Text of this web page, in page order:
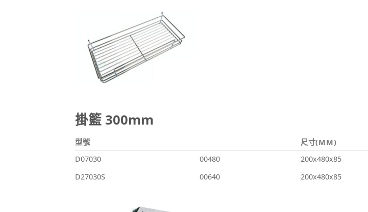
掛籃 300mm
型號 尺寸(MM)
D07030
00480 200x480x85
D27030S
00640 200x480x85